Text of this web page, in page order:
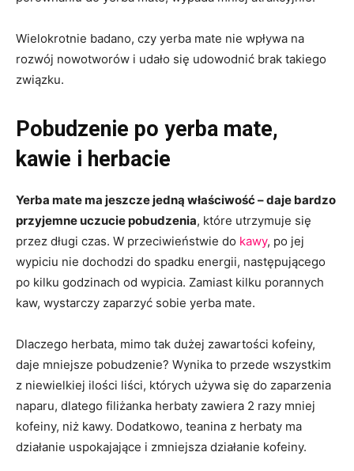
Wielokrotnie badano, czy yerba mate nie wpływa na
rozwój nowotworów i udało się udowodnić brak takiego
związku.
Pobudzenie po yerba mate,
kawie i herbacie
Yerba mate ma jeszcze jedną właściwość – daje bardzo
przyjemne uczucie pobudzenia, które utrzymuje się
przez długi czas. W przeciwieństwie do kawy, po jej
wypiciu nie dochodzi do spadku energii, następującego
po kilku godzinach od wypicia. Zamiast kilku porannych
kaw, wystarczy zaparzyć sobie yerba mate.
Dlaczego herbata, mimo tak dużej zawartości kofeiny,
daje mniejsze pobudzenie? Wynika to przede wszystkim
z niewielkiej ilości liści, których używa się do zaparzenia
naparu, dlatego filiżanka herbaty zawiera 2 razy mniej
kofeiny, niż kawy. Dodatkowo, teanina z herbaty ma
działanie uspokajające i zmniejsza działanie kofeiny.